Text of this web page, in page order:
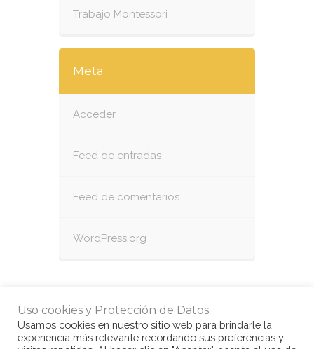
Trabajo Montessori
Meta
Acceder
Feed de entradas
Feed de comentarios
WordPress.org
Uso cookies y Protección de Datos
Usamos cookies en nuestro sitio web para brindarle la
experiencia más relevante recordando sus preferencias y